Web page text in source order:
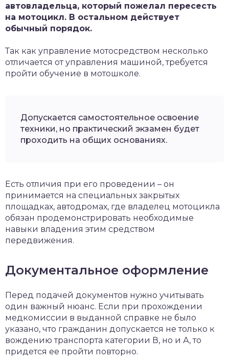
автовладельца, который пожелал пересесть
на мотоцикл. В остальном действует
обычный порядок.
Так как управление мотосредством несколько
отличается от управления машиной, требуется
пройти обучение в мотошколе.
Допускается самостоятельное освоение
техники, но практический экзамен будет
проходить на общих основаниях.
Есть отличия при его проведении – он
принимается на специальных закрытых
площадках, автодромах, где владелец мотоцикла
обязан продемонстрировать необходимые
навыки владения этим средством
передвижения.
Документальное оформление
Перед подачей документов нужно учитывать
один важный нюанс. Если при прохождении
медкомиссии в выданной справке не было
указано, что гражданин допускается не только к
вождению транспорта категории В, но и А, то
придется ее пройти повторно.